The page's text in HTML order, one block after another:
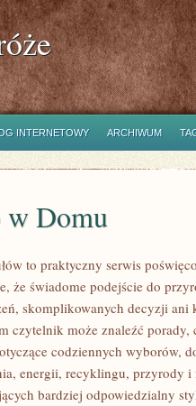
INTERNETOWY ARCHIWUM
w Domu
to praktyczny serwis
że świadome podejście do
skomplikowanych decyzji ani
czytelnik może znaleźć porady,
codziennych wyborów,
energii, recyklingu, przyrody i
bardziej odpowiedzialny